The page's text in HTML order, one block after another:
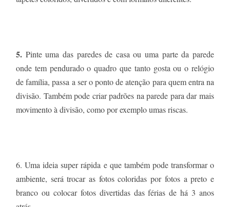
5. Pinte uma das paredes de casa ou uma parte da parede
onde tem pendurado o quadro que tanto gosta ou o relógio
de família, passa a ser o ponto de atenção para quem entra na
divisão. Também pode criar padrões na parede para dar mais
movimento à divisão, como por exemplo umas riscas.
6. Uma ideia super rápida e que também pode transformar o
ambiente, será trocar as fotos coloridas por fotos a preto e
branco ou colocar fotos divertidas das férias de há 3 anos